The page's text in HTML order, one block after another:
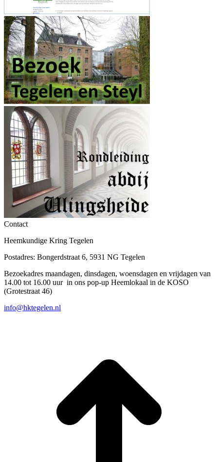
Contact
Heemkundige Kring Tegelen
Postadres: Bongerdstraat 6, 5931 NG Tegelen
Bezoekadres maandagen, dinsdagen, woensdagen en vrijdagen van
14.00 tot 16.00 uur in ons pop-up Heemlokaal in de KOSO
(Grotestraat 46)
info@hktegelen.nl